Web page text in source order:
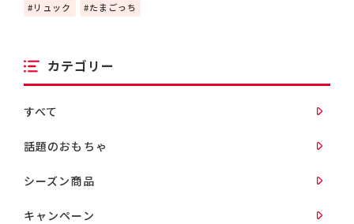
リュック たまごっち
カテゴリー
すべて
話題のおもちゃ
シーズン商品
キャンペーン